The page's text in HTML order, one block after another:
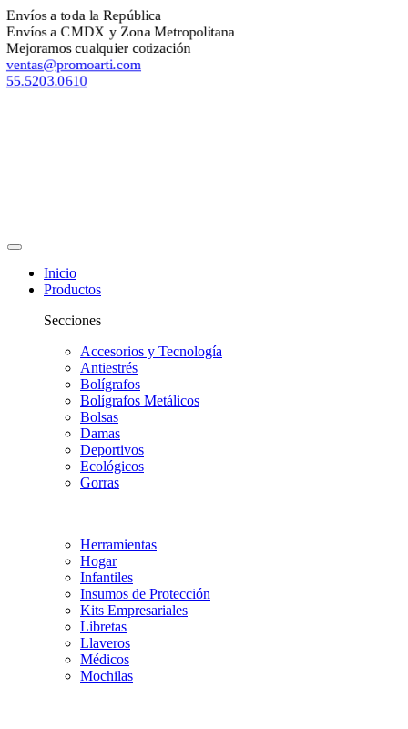
Envíos a toda la República
Envíos a CMDX y Zona Metropolitana
Mejoramos cualquier cotización
ventas@promoarti.com
55.5203.0610
Inicio
Productos
Secciones
Accesorios y Tecnología
Antiestrés
Bolígrafos
Bolígrafos Metálicos
Bolsas
Damas
Deportivos
Ecológicos
Gorras
Herramientas
Hogar
Infantiles
Insumos de Protección
Kits Empresariales
Libretas
Llaveros
Médicos
Mochilas